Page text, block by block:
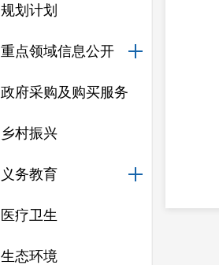
规划计划
重点领域信息公开
政府采购及购买服务
乡村振兴
义务教育
医疗卫生
生态环境